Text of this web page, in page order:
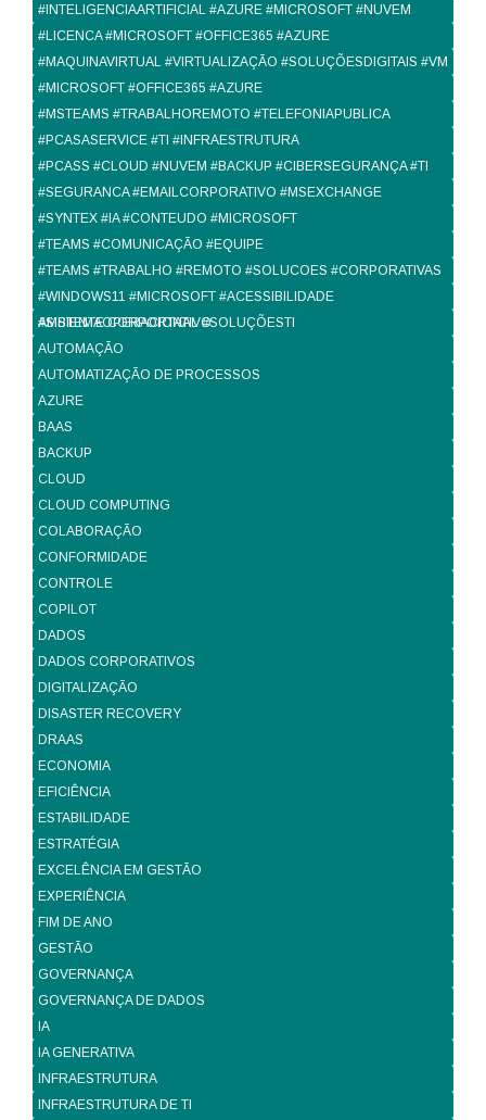
#INTELIGENCIAARTIFICIAL #AZURE #MICROSOFT #NUVEM
#LICENCA #MICROSOFT #OFFICE365 #AZURE
#MAQUINAVIRTUAL #VIRTUALIZAÇÃO #SOLUÇÕESDIGITAIS #VM
#MICROSOFT #OFFICE365 #AZURE
#MSTEAMS #TRABALHOREMOTO #TELEFONIAPUBLICA
#PCASASERVICE #TI #INFRAESTRUTURA
#PCASS #CLOUD #NUVEM #BACKUP #CIBERSEGURANÇA #TI
#SEGURANCA #EMAILCORPORATIVO #MSEXCHANGE
#SYNTEX #IA #CONTEUDO #MICROSOFT
#TEAMS #COMUNICAÇÃO #EQUIPE
#TEAMS #TRABALHO #REMOTO #SOLUCOES #CORPORATIVAS
#WINDOWS11 #MICROSOFT #ACESSIBILIDADE
#SISTEMAOPERACIONAL #SOLUÇÕESTI
AMBIENTE CORPORTATIVO
AUTOMAÇÃO
AUTOMATIZAÇÃO DE PROCESSOS
AZURE
BAAS
BACKUP
CLOUD
CLOUD COMPUTING
COLABORAÇÃO
CONFORMIDADE
CONTROLE
COPILOT
DADOS
DADOS CORPORATIVOS
DIGITALIZAÇÃO
DISASTER RECOVERY
DRAAS
ECONOMIA
EFICIÊNCIA
ESTABILIDADE
ESTRATÉGIA
EXCELÊNCIA EM GESTÃO
EXPERIÊNCIA
FIM DE ANO
GESTÃO
GOVERNANÇA
GOVERNANÇA DE DADOS
IA
IA GENERATIVA
INFRAESTRUTURA
INFRAESTRUTURA DE TI